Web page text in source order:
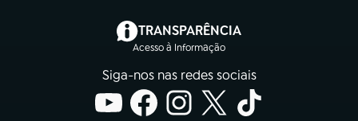
TRANSPARÊNCIA
Acesso à Informação
(abre em nova aba)
Siga-nos nas redes sociais